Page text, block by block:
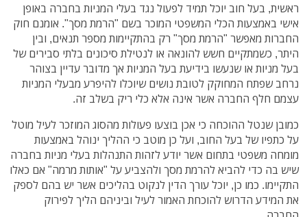
ראשית, בעל חוב יוכל תמיד לפעול נגד בעלי המניות בחברה באופן
אישי באמצעות הכלי המשפטי המוכר בשם "הרמת מסך". אומנם חוק
החברות מאפשר "הרמת מסך" רק בהתקיימות מספר תנאים, ובין
היתר, כשמתקיים חשש להונאה או לנטילת סיכונים בלתי סבירים של
בעל מניות או שנעשו בידיעת בעל המניות אך מדובר עדיין בצוהר
נרחב שפתח המחוקק לטובת נושים שיוכלו להיפרע מבעלי המניות
עצמם חלף החברה אשר אינה אלא כלי ריק בשלב זה.
כמובן שנטל ההוכחה כי אכן בוצעו פעולות מהסוג המוזכר לעיל מוטל
על כתפיו של בעל החוב, ועל כן מוטב כי ההליך ינוהל באמצעות
מומחה משפטי בתחום אשר יודע לזהות התנהלות בעלי מניות בחברה
שיש בה כדי להביא להרמת מסך ולהצביע על "אותות מרמה" אם כאלו
התקיימו. כמו כן, יוכל עורך הדין לנקוט בהליכים אשר יש בהם לספק
את המידע הדרוש להוכחת האמור לעיל וביניהם הליך לפירוק